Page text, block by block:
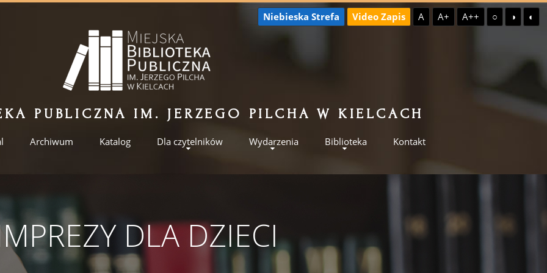
Niebieska Strefa Video Zapis A A+ A++ ○ ◑ ◐
PUBLICZNA IM. JERZEGO PILCHA W KIELCACH
Archiwum Katalog Dla czytelników Wydarzenia Biblioteka Kontakt
DLA DZIECI